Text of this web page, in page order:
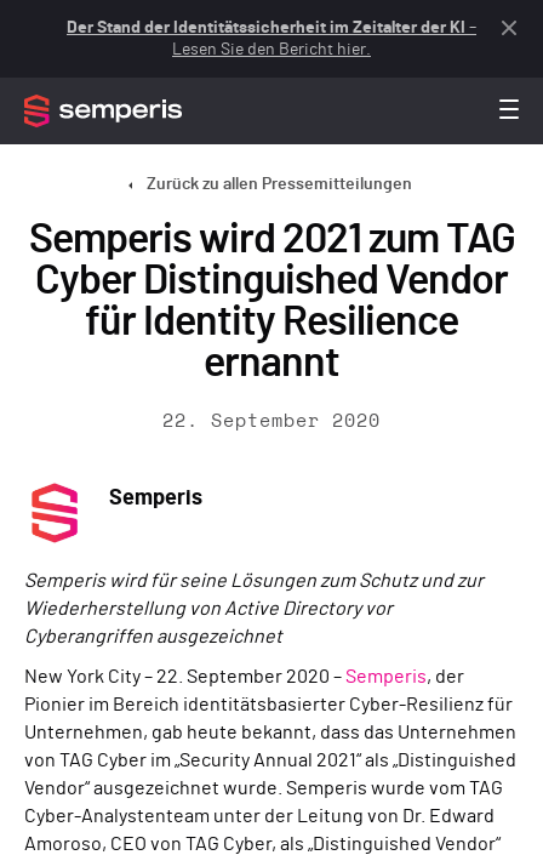
Der Stand der Identitätssicherheit im Zeitalter der KI –
Lesen Sie den Bericht hier.
Zurück zu allen Pressemitteilungen
Semperis wird 2021 zum TAG
Cyber Distinguished Vendor
für Identity Resilience
ernannt
22. September 2020
Semperis
Semperis wird für seine Lösungen zum Schutz und zur
Wiederherstellung von Active Directory vor
Cyberangriffen ausgezeichnet
New York City – 22. September 2020 –Semperis, der
Pionier im Bereich identitätsbasierter Cyber-Resilienz für
Unternehmen, gab heute bekannt, dass das Unternehmen
von TAG Cyber im „Security Annual 2021“ als „Distinguished
Vendor“ ausgezeichnet wurde. Semperis wurde vom TAG
Cyber-Analystenteam unter der Leitung von Dr. Edward
Amoroso, CEO von TAG Cyber, als „Distinguished Vendor“